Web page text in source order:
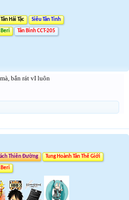
Tân Hải Tặc Siêu Tân Tinh
Tân Binh CCT-205
bắn rát vI luôn
Thiên Đường Tung Hoành Tân Thế Giới